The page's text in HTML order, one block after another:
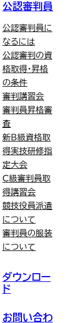
公認審判員
公認審判員に
なるには
公認審判の資
格取得・昇格
の条件
審判講習会
審判員昇格審
査
新B級資格取
得実技研修指
定大会
C級審判員取
得講習会
競技役員派遣
について
審判員の服装
について
ダウンロー
ド
お問い合わ